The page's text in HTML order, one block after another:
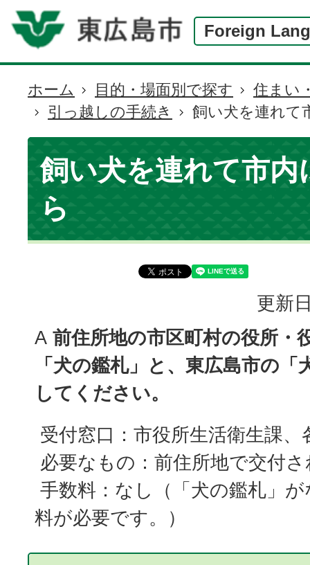
Foreign
現
在
の
位
置
ホーム 目的・場面別で探す
住まい
引っ越しの手続き
飼い犬を連れて
飼い犬を連れて市内
ら
更新
A 前住所地の市区町村の役所・
「犬の鑑札」と、東広島市の「
してください。
受付窓口：市役所生活衛生課、
必要なもの：前住所地で交付
手数料：なし（「犬の鑑札」
料が必要です。）